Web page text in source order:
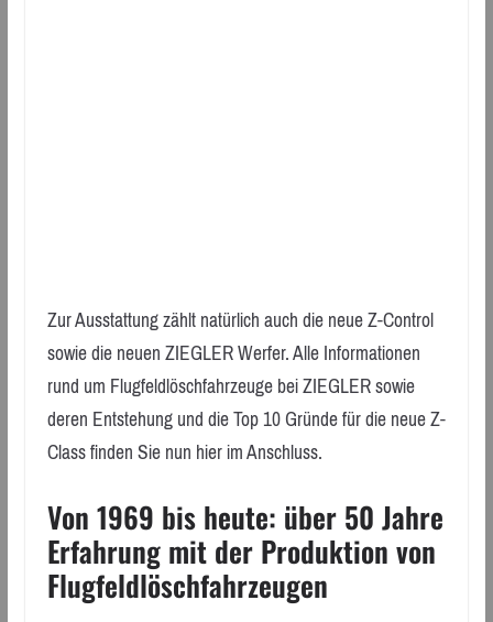
Zur Ausstattung zählt natürlich auch die neue Z-Control
sowie die neuen ZIEGLER Werfer. Alle Informationen
rund um Flugfeldlöschfahrzeuge bei ZIEGLER sowie
deren Entstehung und die Top 10 Gründe für die neue Z-
Class finden Sie nun hier im Anschluss.
Von 1969 bis heute: über 50 Jahre
Erfahrung mit der Produktion von
Flugfeldlöschfahrzeugen